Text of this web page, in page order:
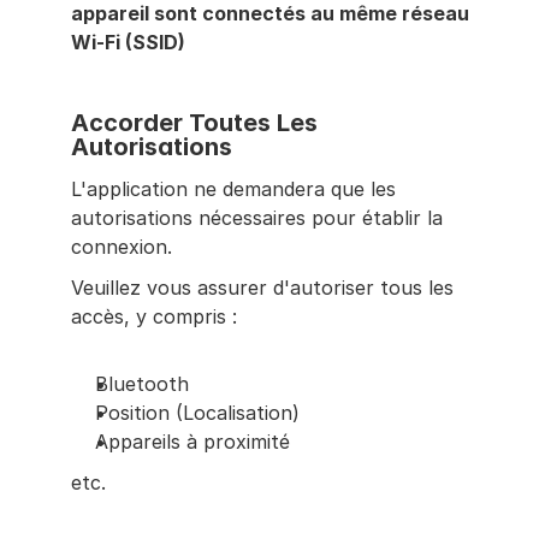
appareil sont connectés au même réseau
Wi-Fi (SSID)
Accorder Toutes Les
Autorisations
L'application ne demandera que les
autorisations nécessaires pour établir la
connexion.
Veuillez vous assurer d'autoriser tous les
accès, y compris :
Bluetooth
Position (Localisation)
Appareils à proximité
etc.